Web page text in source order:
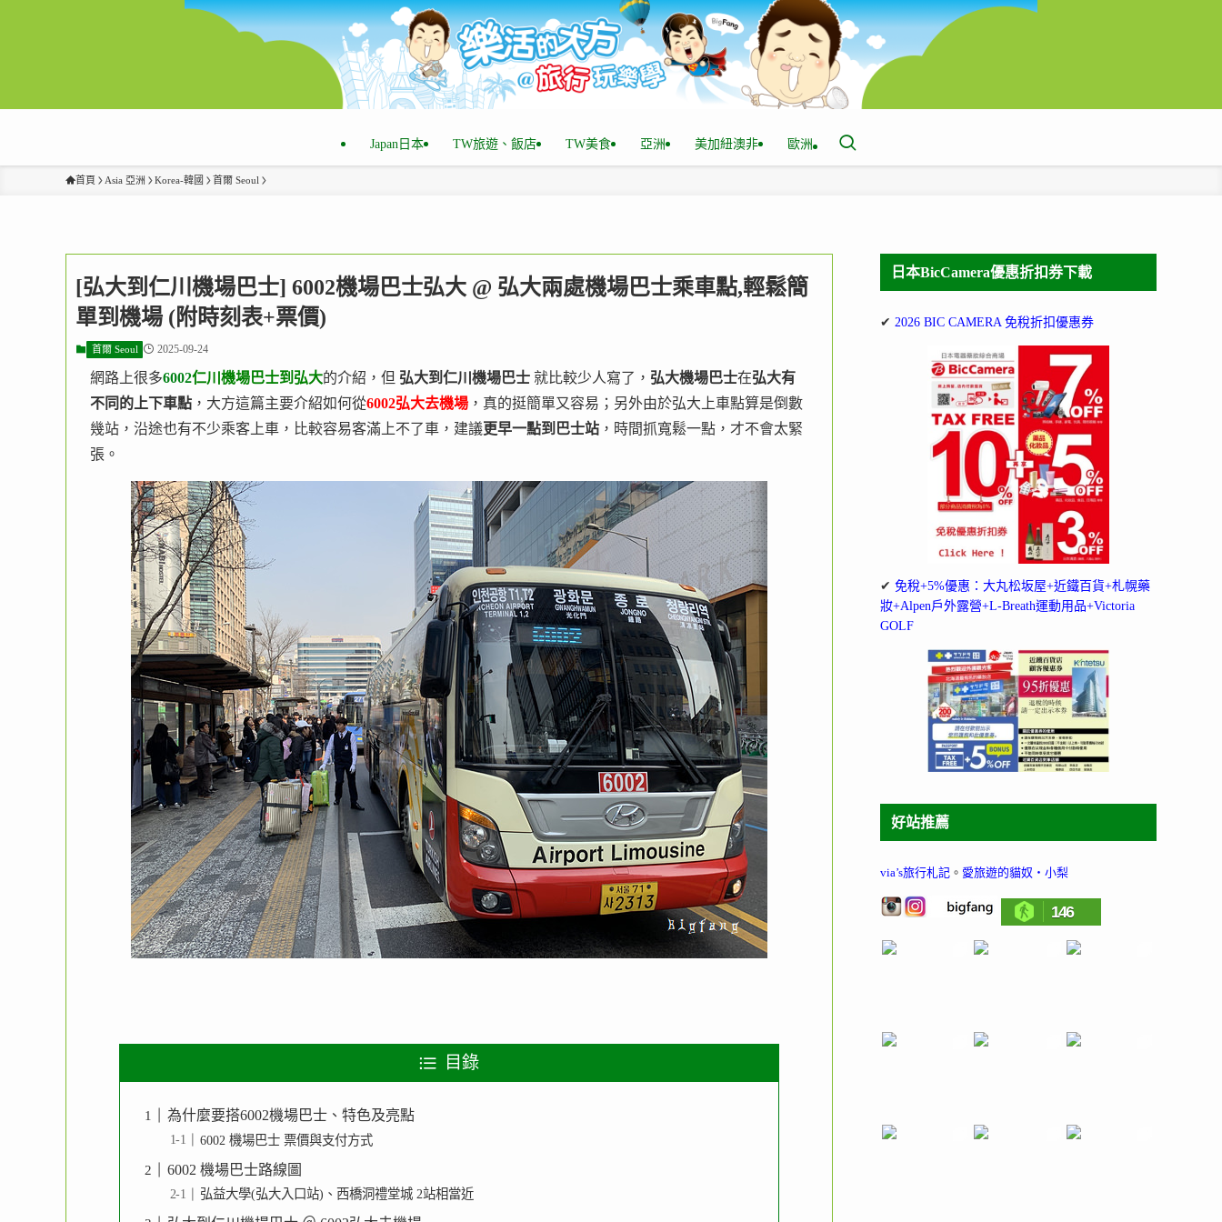
Japan日本 TW旅遊、飯店 TW美食 亞洲 美加紐澳非 歐洲
首頁 Asia 亞洲 Korea-韓國 首爾 Seoul
[弘大到仁川機場巴士] 6002機場巴士弘大 @ 弘大兩處機場巴士乘車點,輕鬆簡
單到機場 (附時刻表+票價)
首爾 Seoul 2025-09-24
網路上很多6002仁川機場巴士到弘大的介紹，但 弘大到仁川機場巴士 就比較少人寫了， 弘大機場巴士在弘大有
不同的上下車點 ，大方這篇主要介紹如何從6002弘大去機場 ，真的挺簡單又容易；另外由於弘大上車點算是倒數
幾站，沿途也有不少乘客上車，比較容易客滿上不了車，建議更早一點到巴士站 ，時間抓寬鬆一點，才不會太緊
張。
目錄
為什麼要搭6002機場巴士、特色及亮點
6002 機場巴士 票價與支付方式
6002 機場巴士路線圖
弘益大學(弘大入口站)、西橋洞禮堂城 2站相當近
日本BicCamera優惠折扣券下載
✔ 2026 BIC CAMERA 免稅折扣優惠券
✔ 免稅+5%優惠：大丸松坂屋+近鐵百貨+札幌藥
妝+Alpen戶外露營+L-Breath運動用品+Victoria
GOLF
好站推薦
via’s旅行札記 。 愛旅遊的貓奴‧小梨
146